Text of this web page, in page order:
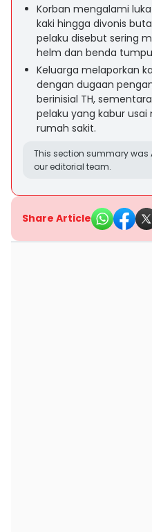
Korban mengalami
kaki hingga divonis
pelaku disebut sering
helm dan benda
Keluarga melaporkan
dengan dugaan
berinisial TH,
pelaku yang kabur
rumah sakit.
This section summary
our editorial team.
Share Article